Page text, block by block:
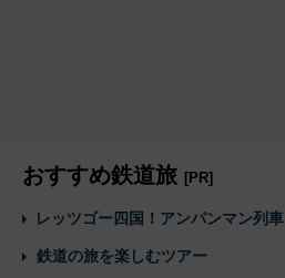
おすすめ鉄道旅 [PR]
レッツゴー四国！アンパンマン列車
鉄道の旅を楽しむツアー